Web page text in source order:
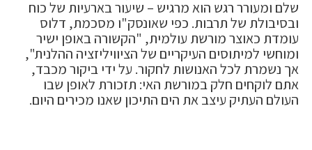
שלם ומעורר רגש הוא מרגיש – שיעור בארעיות של כוח
ובסיבולת של תרבות. כפי שאונסק"ו מסכמת, דלוס
עומדת כאוצר מורשת עולמית, "הקשורה באופן ישיר
ומוחשי למיתוסים העיקריים של הציוויליזציה ההלנית",
אך נשמרת לכל האנושות לחקור. על ידי ביקור מכבד,
אתם לוקחים חלק במורשת האי: תזכורת לאופן שבו
העולם העתיק עיצב את הים התיכון שאנו מכירים היום.